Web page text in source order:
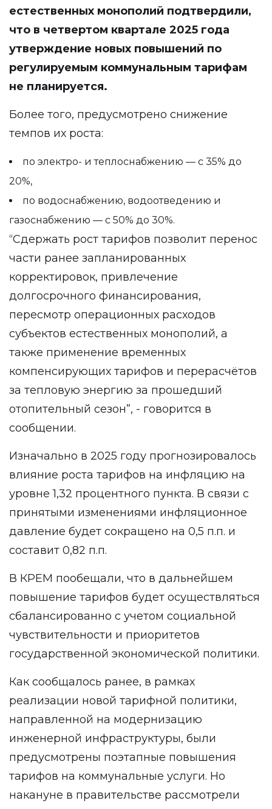
естественных монополий подтвердили,
что в четвертом квартале 2025 года
утверждение новых повышений по
регулируемым коммунальным тарифам
не планируется.
Более того, предусмотрено снижение
темпов их роста:
по электро- и теплоснабжению — с 35% до
20%,
по водоснабжению, водоотведению и
газоснабжению — с 50% до 30%.
“Сдержать рост тарифов позволит перенос
части ранее запланированных
корректировок, привлечение
долгосрочного финансирования,
пересмотр операционных расходов
субъектов естественных монополий, а
также применение временных
компенсирующих тарифов и перерасчётов
за тепловую энергию за прошедший
отопительный сезон”, - говорится в
сообщении.
Изначально в 2025 году прогнозировалось
влияние роста тарифов на инфляцию на
уровне 1,32 процентного пункта. В связи с
принятыми изменениями инфляционное
давление будет сокращено на 0,5 п.п. и
составит 0,82 п.п.
В КРЕМ пообещали, что в дальнейшем
повышение тарифов будет осуществляться
сбалансированно с учетом социальной
чувствительности и приоритетов
государственной экономической политики.
Как сообщалось ранее, в рамках
реализации новой тарифной политики,
направленной на модернизацию
инженерной инфраструктуры, были
предусмотрены поэтапные повышения
тарифов на коммунальные услуги. Но
накануне в правительстве рассмотрели